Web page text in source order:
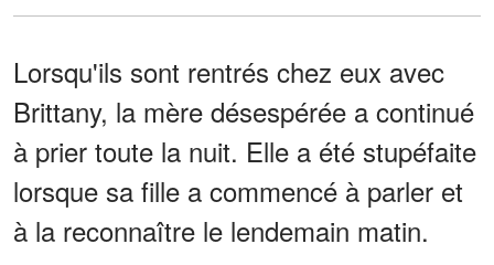
Lorsqu'ils sont rentrés chez eux avec
Brittany, la mère désespérée a continué
à prier toute la nuit. Elle a été stupéfaite
lorsque sa fille a commencé à parler et
à la reconnaître le lendemain matin.